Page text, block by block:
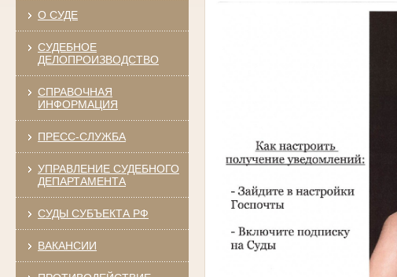
О СУДЕ
СУДЕБНОЕ
ДЕЛОПРОИЗВОДСТВО
СПРАВОЧНАЯ
ИНФОРМАЦИЯ
ПРЕСС-СЛУЖБА
УПРАВЛЕНИЕ СУДЕБНОГО
ДЕПАРТАМЕНТА
СУДЫ СУБЪЕКТА РФ
ВАКАНСИИ